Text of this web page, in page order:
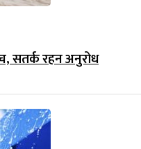
सतर्क रहन अनुरोध